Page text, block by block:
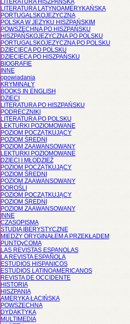
LITERATURA HISZPANSKA
LITERATURA LATYNOAMERYKAŃSKA
PORTUGALSKOJĘZYCZNA
POLSKA W JĘZYKU HISZPAŃSKIM
POWSZECHNA PO HISZPAŃSKU
HISZPAŃSKOJĘZYCZNA PO POLSKU
PORTUGALSKOJĘZYCZNA PO POLSKU
DZIECIĘCA PO POLSKU
DZIECIĘCA PO HISZPAŃSKU
BIOGRAFIE
INNE
opowiadania
KRYMINAŁY
BOOKS IN ENGLISH
DZIECI
LITERATURA PO HISZPAŃSKU
PODRĘCZNIKI
LITERATURA PO POLSKU
LEKTURKI POZIOMOWANE
POZIOM POCZĄTKUJĄCY
POZIOM ŚREDNI
POZIOM ZAAWANSOWANY
LEKTURKI POZIOMOWANE
DZIECI I MŁODZIEŻ
POZIOM POCZĄTKUJĄCY
POZIOM ŚREDNI
POZIOM ZAAWANSOWANY
DOROŚLI
POZIOM POCZĄTKUJĄCY
POZIOM ŚREDNI
POZIOM ZAAWANSOWANY
INNE
CZASOPISMA
STUDIA IBERYSTYCZNE
MIĘDZY ORYGINAŁEM A PRZEKŁADEM
PUNTOyCOMA
LAS REVISTAS ESPANOLAS
LA REVISTA ESPAÑOLA
ESTUDIOS HISPANICOS
ESTUDIOS LATINOAMERICANOS
REVISTA DE OCCIDENTE
HISTORIA
HISZPANIA
AMERYKA ŁACIŃSKA
POWSZECHNA
DYDAKTYKA
MULTIMEDIA